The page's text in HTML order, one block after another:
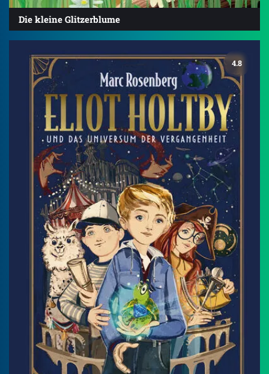
Die kleine Glitzerblume
4.8